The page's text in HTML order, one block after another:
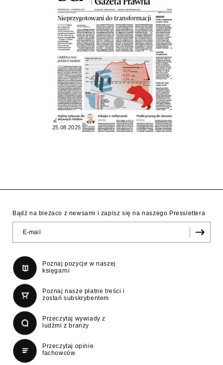
25.08.2025
Bądź na bieżaco z newsami i zapisz się na naszego Presslettera
Poznaj pozycje w naszej
księgarni
Poznaj nasze płatne treści i
zostań subskrybentem
Przeczytaj wywiady z
ludźmi z branży
Przeczytaj opinie
fachowców